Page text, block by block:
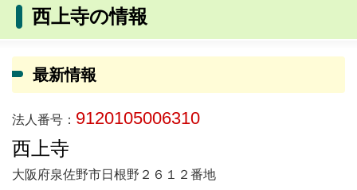
西上寺の情報
最新情報
法人番号： 9120105006310
西上寺
大阪府泉佐野市日根野２６１２番地